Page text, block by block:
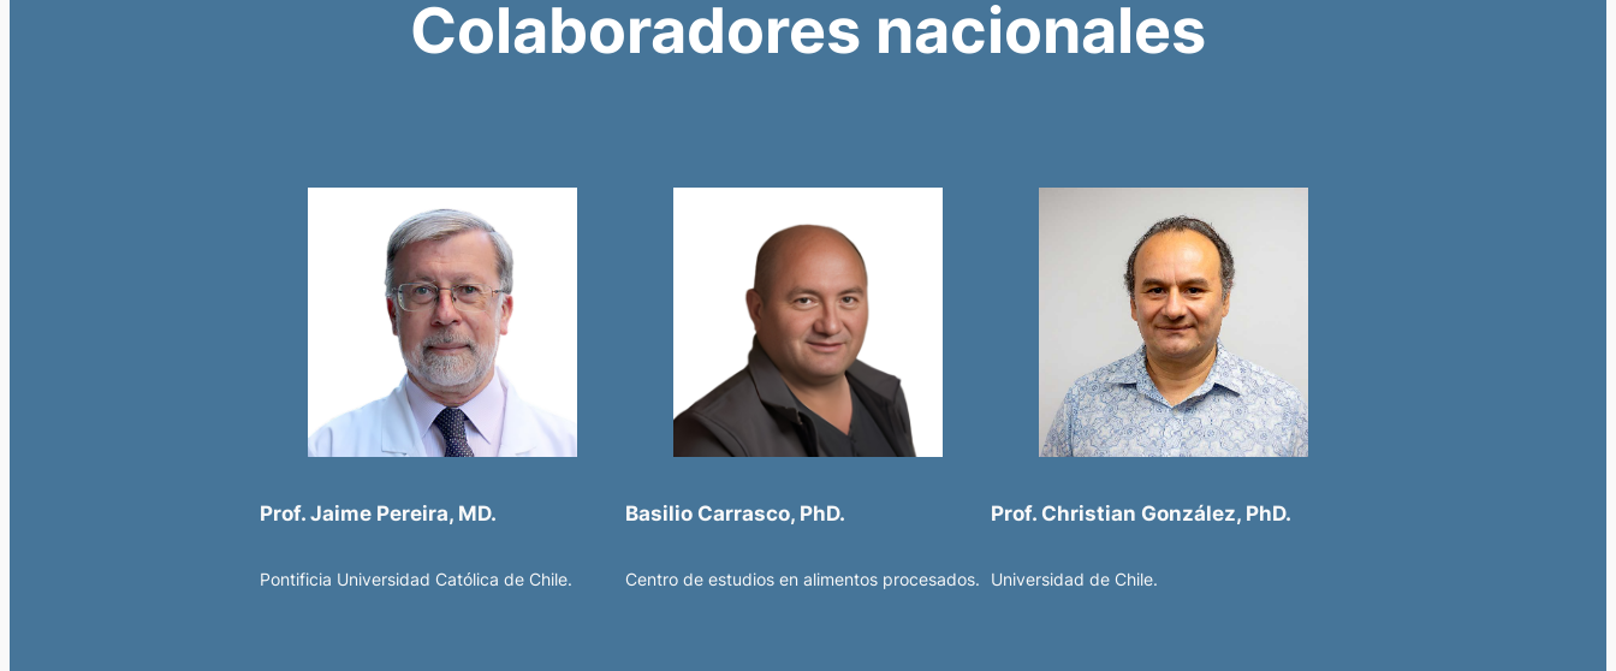
Colaboradores nacionales
Prof. Jaime Pereira, MD.
Pontificia Universidad Católica de Chile.
Basilio Carrasco, PhD.
Centro de estudios en alimentos procesados.
Prof. Christian González, PhD.
Universidad de Chile.